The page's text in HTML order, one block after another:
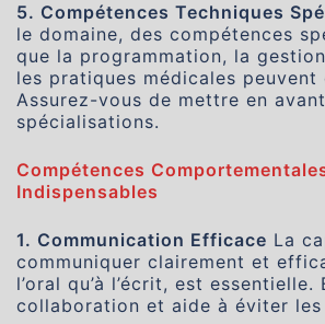
5. Compétences Techniques
le domaine, des compétences
que la programmation, la
les pratiques médicales peuvent
Assurez-vous de mettre en
spécialisations.
Compétences
Indispensables
1. Communication Efficace La
communiquer clairement et
l’oral qu’à l’écrit, est
collaboration et aide à éviter les